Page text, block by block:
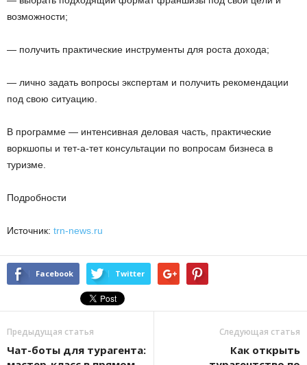
возможности;
— получить практические инструменты для роста дохода;
— лично задать вопросы экспертам и получить рекомендации
под свою ситуацию.
В программе — интенсивная деловая часть, практические
воркшопы и тет-а-тет консультации по вопросам бизнеса в
туризме.
Подробности
Источник: trn-news.ru
Facebook Twitter
Предыдущая статья
Чат-боты для турагента:
Следующая статья
Как открыть